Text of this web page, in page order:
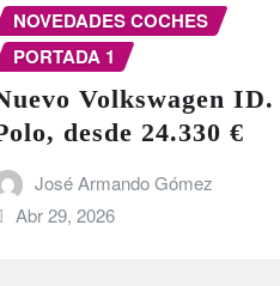
NOVEDADES COCHES
PORTADA 1
Volkswagen ID.
desde 24.330 €
José Armando Gómez
Abr 29, 2026